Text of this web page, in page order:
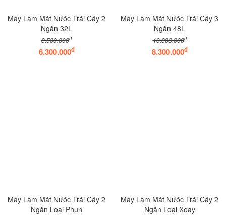
Máy Làm Mát Nước Trái Cây 2
Ngăn 32L
8.500.000đ
6.300.000đ
Máy Làm Mát Nước Trái Cây 3
Ngăn 48L
13.800.000đ
8.300.000đ
Máy Làm Mát Nước Trái Cây 2
Ngăn Loại Phun
Máy Làm Mát Nước Trái Cây 2
Ngăn Loại Xoay